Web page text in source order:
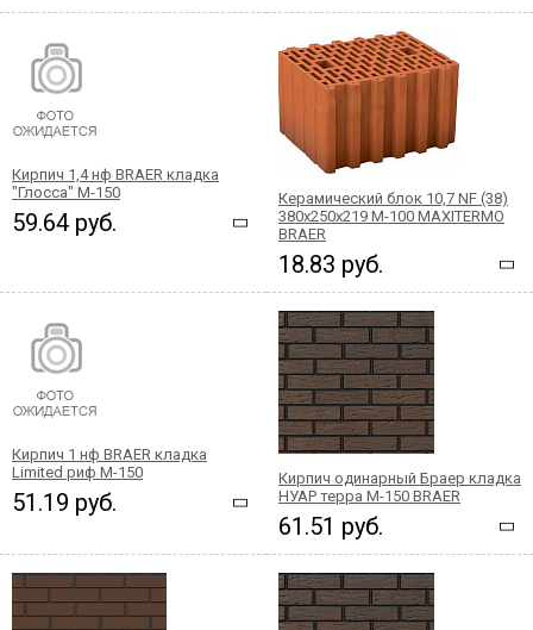
Кирпич 1,4 нф BRAER кладка
"Глосса" М-150
59.64 руб.
Керамический блок 10,7 NF (38)
380x250x219 М-100 MAXITERMO
BRAER
18.83 руб.
Кирпич 1 нф BRAER кладка
Limited риф М-150
51.19 руб.
Кирпич одинарный Браер кладка
НУАР терра М-150 BRAER
61.51 руб.